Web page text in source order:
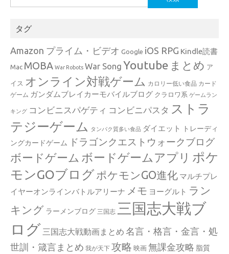
索:
タグ
Amazon プライム・ビデオ Google iOS RPG Kindle読書
Mac MOBA War Robots War Song Youtube まとめ ア
イス オンライン対戦ゲーム カロリー低い食品 カード
ゲーム ガンダムブレイカーモバイルブログ クラロワ系 ゲームラン
キング コンビニスパゲティ コンビニパスタ ストラ
テジーゲーム
タンパク質多い食品 ダイエット
トレーディ
ングカードゲーム
ドラゴンクエストウォークブログ
ボードゲーム ボードゲームアプリ ポケ
モンGOブログ ポケモンGO進化 マルチプレ
イヤーオンラインバトルアリーナ メモ ヨーグルト ラン
キング ラーメンブログ 三国志 三国志大戦ブ
ログ 三国志大戦動画まとめ 名言・格言・金言・処
世訓・箴言まとめ 我が天下 攻略 映画 無課金攻略 脂質